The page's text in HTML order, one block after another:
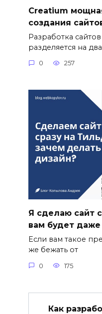
Сreatium
создания
Разработка
разделяется на
0 257
Я сделаю сайт
вам будет
Если вам такое
же бежать от
0 175
Как